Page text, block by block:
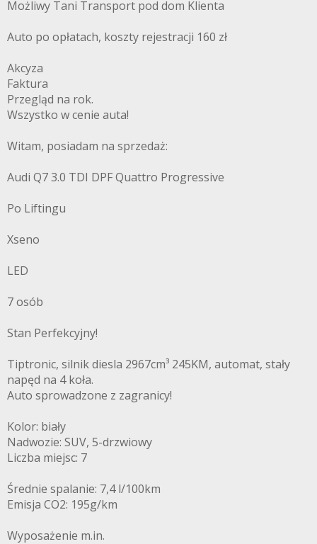
Możliwy Tani Transport pod dom Klienta
Auto po opłatach, koszty rejestracji 160 zł
Akcyza
Faktura
Przegląd na rok.
Wszystko w cenie auta!
Witam, posiadam na sprzedaż:
Audi Q7 3.0 TDI DPF Quattro Progressive
Po Liftingu
Xseno
LED
7 osób
Stan Perfekcyjny!
Tiptronic, silnik diesla 2967cm³ 245KM, automat, stały
napęd na 4 koła.
Auto sprowadzone z zagranicy!
Kolor: biały
Nadwozie: SUV, 5-drzwiowy
Liczba miejsc: 7
Średnie spalanie: 7,4 l/100km
Emisja CO2: 195g/km
Wyposażenie m.in.